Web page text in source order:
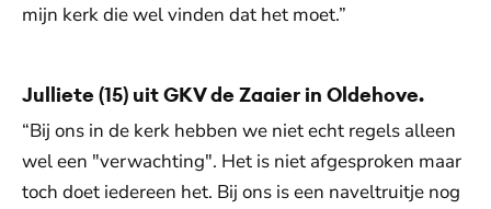
mijn kerk die wel vinden dat het moet.”
Julliete (15) uit GKV de Zaaier in Oldehove.
“Bij ons in de kerk hebben we niet echt regels alleen
wel een "verwachting". Het is niet afgesproken maar
toch doet iedereen het. Bij ons is een naveltruitje nog